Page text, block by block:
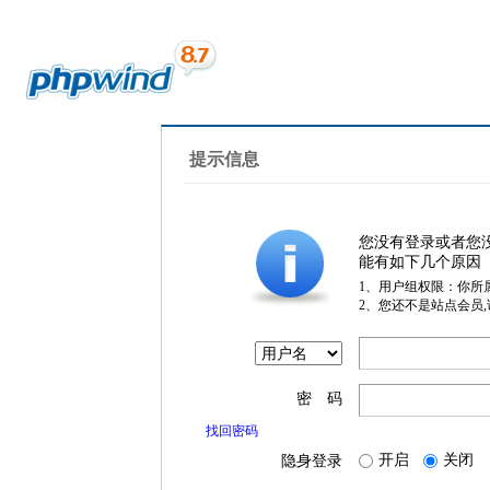
提示信息
您没有登录或者您
能有如下几个原因
1、用户组权限：你所
2、您还不是站点会员
密 码
找回密码
隐身登录 开启 关闭